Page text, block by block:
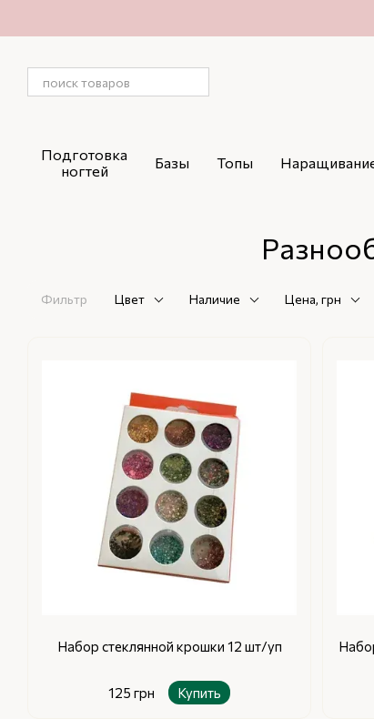
Подготовка
ногтей
Базы Топы
Фильтр Цвет Наличие Цена, грн
Набор стеклянной крошки 12 шт/уп
125 грн Купить